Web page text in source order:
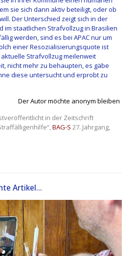
sie sich dann aktiv beteiligt, oder ob
Der Unterschied zeigt sich in der
im staatlichen Strafvollzug in Brasilien
werden, sind es bei APAC nur um
einer Resozialisierungsquote ist
Strafvollzug meilenweit
nicht mehr zu behaupten, es gäbe
diese untersucht und erprobt zu
Der Autor möchte anonym bleiben
in der Zeitschrift
BAG-S 27. Jahrgang,
Artikel...